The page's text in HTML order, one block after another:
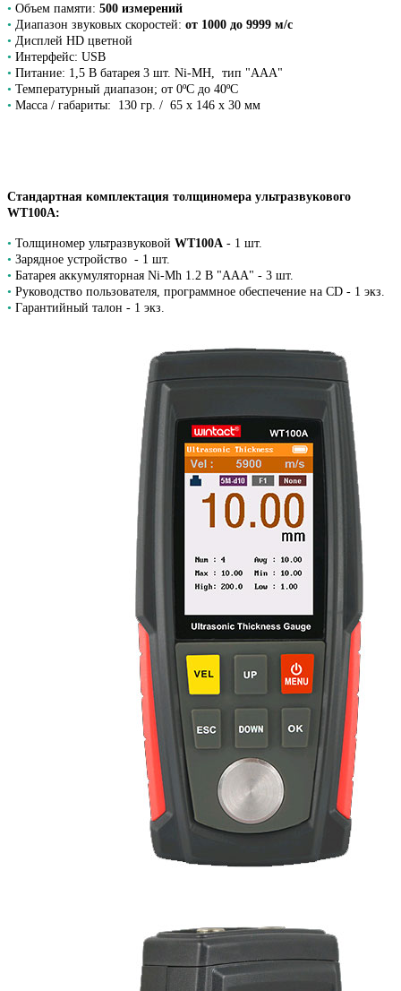
• Объем памяти: 500 измерений
• Диапазон звуковых скоростей: от 1000 до 9999 м/с
• Дисплей HD цветной
• Интерфейс: USB
• Питание: 1,5 В батарея 3 шт. Ni-MH, тип "AAA"
• Температурный диапазон; от 0ºC до 40ºC
• Масса / габариты: 130 гр. / 65 х 146 х 30 мм
Стандартная комплектация толщиномера ультразвукового
WT100A:
• Толщиномер ультразвуковой WT100A - 1 шт.
• Зарядное устройство - 1 шт.
• Батарея аккумуляторная Ni-Mh 1.2 В "AAA" - 3 шт.
• Руководство пользователя, программное обеспечение на CD - 1 экз.
• Гарантийный талон - 1 экз.